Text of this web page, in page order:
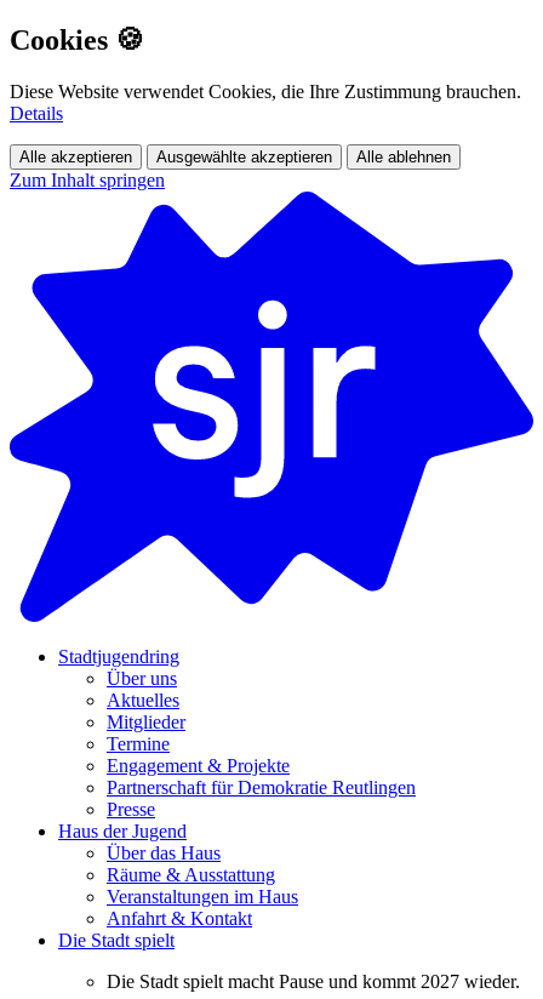
Cookies 🍪
Diese Website verwendet Cookies, die Ihre Zustimmung brauchen.
Details
Alle akzeptieren Ausgewählte akzeptieren Alle ablehnen
Zum Inhalt springen
Stadtjugendring
Über uns
Aktuelles
Mitglieder
Termine
Engagement & Projekte
Partnerschaft für Demokratie Reutlingen
Presse
Haus der Jugend
Über das Haus
Räume & Ausstattung
Veranstaltungen im Haus
Anfahrt & Kontakt
Die Stadt spielt
Die Stadt spielt macht Pause und kommt 2027 wieder.